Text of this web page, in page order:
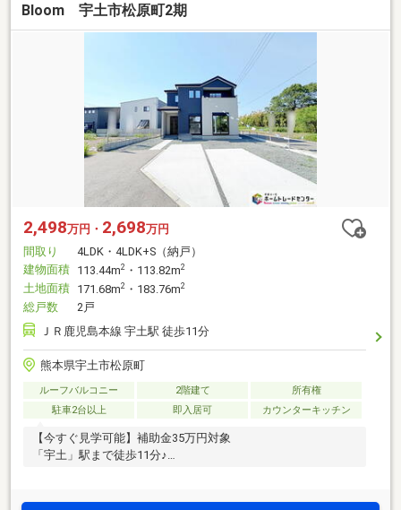
Bloom 宇土市松原町2期
2,498万円・ 2,698万円
間取り
4LDK・4LDK+S（納戸）
建物面積 113.44m2 ・113.82m2
土地面積 171.68m2 ・183.76m2
総戸数
2戸
ＪＲ鹿児島本線 宇土駅 徒歩11分
熊本県宇土市松原町
ルーフバルコニー 2階建て
所有権
駐車2台以上
即入居可 カウンターキッチン
【今すぐ見学可能】補助金35万円対象
「宇土」駅まで徒歩11分♪